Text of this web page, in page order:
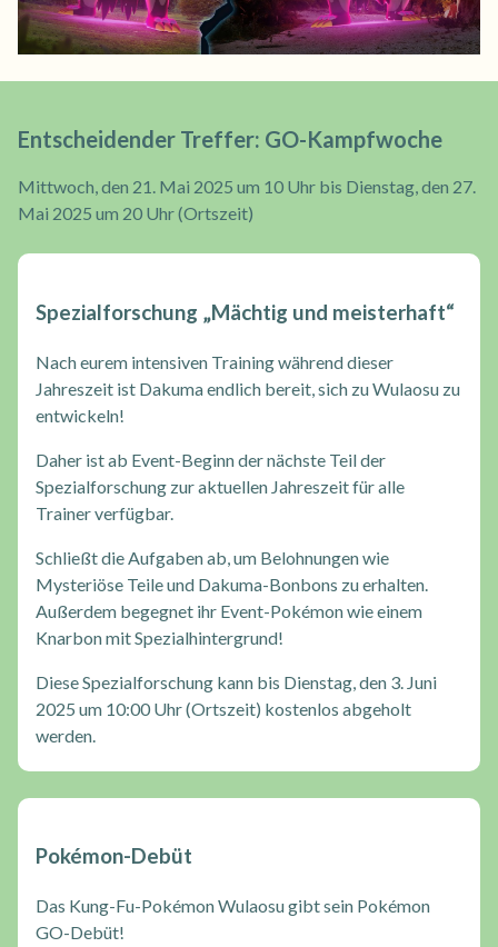
Entscheidender Treffer: GO-Kampfwoche
Mittwoch, den 21. Mai 2025 um 10 Uhr bis Dienstag, den 27.
Mai 2025 um 20 Uhr (Ortszeit)
Spezialforschung „Mächtig und meisterhaft“
Nach eurem intensiven Training während dieser
Jahreszeit ist Dakuma endlich bereit, sich zu Wulaosu zu
entwickeln!
Daher ist ab Event-Beginn der nächste Teil der
Spezialforschung zur aktuellen Jahreszeit für alle
Trainer verfügbar.
Schließt die Aufgaben ab, um Belohnungen wie
Mysteriöse Teile und Dakuma-Bonbons zu erhalten.
Außerdem begegnet ihr Event-Pokémon wie einem
Knarbon mit Spezialhintergrund!
Diese Spezialforschung kann bis Dienstag, den 3. Juni
2025 um 10:00 Uhr (Ortszeit) kostenlos abgeholt
werden.
Pokémon-Debüt
Das Kung-Fu-Pokémon Wulaosu gibt sein Pokémon
GO-Debüt!